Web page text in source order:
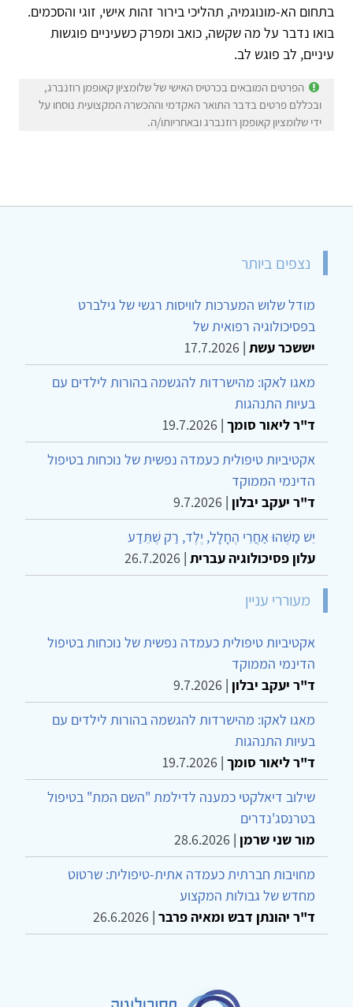
בתחום הא-מונוגמיה, תהליכי בירור זהות אישי, זוגי והסכמים.
בואו נדבר על מה שקשה, כואב ומפרק כשעיניים פוגשות
עיניים, לב פוגש לב.
הפרטים המובאים בכרטיס האישי של שלומציון קאופמן רוזנברג,
ובכללם פרטים בדבר התואר האקדמי וההכשרה המקצועית נוסחו על
ידי שלומציון קאופמן רוזנברג ובאחריותו/ה.
נצפים ביותר
מודל שלוש המערכות לוויסות רגשי של גילברט
בפסיכולוגיה רפואית של
יששכר עשת |
17.7.2026
מאגו לאקו: מהישרדות להגשמה בהורות לילדים עם
בעיות התנהגות
ד"ר ליאור סומך |
19.7.2026
אקטיביות טיפולית כעמדה נפשית של נוכחות בטיפול
הדינמי הממוקד
ד"ר יעקב יבלון |
9.7.2026
יֵשׁ מַשֶּׁהוּ אַחֲרֵי הֶחָלָל, יֶלֶד, רַק שֶׁתֵּדַע
עלון פסיכולוגיה עברית |
26.7.2026
מעוררי עניין
אקטיביות טיפולית כעמדה נפשית של נוכחות בטיפול
הדינמי הממוקד
ד"ר יעקב יבלון |
9.7.2026
מאגו לאקו: מהישרדות להגשמה בהורות לילדים עם
בעיות התנהגות
ד"ר ליאור סומך |
19.7.2026
שילוב דיאלקטי כמענה לדילמת "השם המת" בטיפול
בטרנסג'נדרים
מור שני שרמן |
28.6.2026
מחויבות חברתית כעמדה אתית-טיפולית: שרטוט
מחדש של גבולות המקצוע
ד"ר יהונתן דבש ומאיה פרבר |
26.6.2026